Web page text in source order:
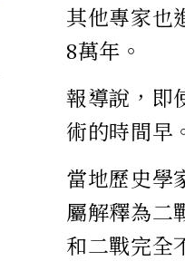
其他專家也
8萬年。
報導說，即
術的時間早
當地歷史
屬解釋為二
和二戰完全